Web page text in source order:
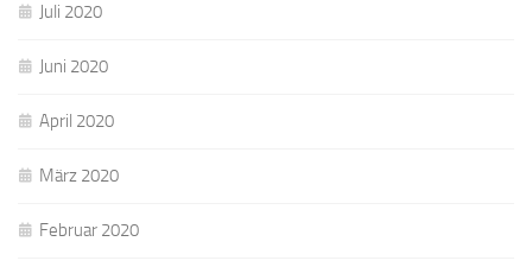
Juli 2020
Juni 2020
April 2020
März 2020
Februar 2020